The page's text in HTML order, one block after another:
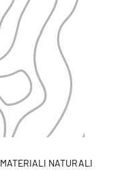
MATERIALI NATURALI